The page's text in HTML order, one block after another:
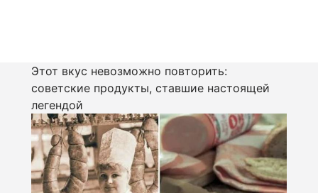
Этот вкус невозможно повторить:
советские продукты, ставшие настоящей
легендой